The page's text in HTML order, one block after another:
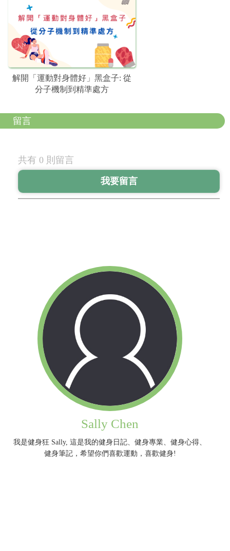
解開「運動對身體好」黑盒子: 從
分子機制到精準處方
留言
共有 0 則留言
Sally Chen
我是健身狂 Sally, 這是我的健身日記、健身專業、健身心得、
健身筆記，希望你們喜歡運動，喜歡健身!